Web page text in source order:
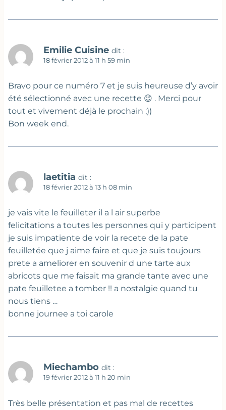
Emilie Cuisine dit :
18 février 2012 à 11 h 59 min
Bravo pour ce numéro 7 et je suis heureuse d’y avoir
été sélectionné avec une recette 😉 . Merci pour
tout et vivement déjà le prochain ;))
Bon week end.
laetitia dit :
18 février 2012 à 13 h 08 min
je vais vite le feuilleter il a l air superbe
felicitations a toutes les personnes qui y participent
je suis impatiente de voir la recete de la pate
feuilletée que j aime faire et que je suis toujours
prete a ameliorer en souvenir d une tarte aux
abricots que me faisait ma grande tante avec une
pate feuilletee a tomber !! a nostalgie quand tu
nous tiens …
bonne journee a toi carole
Miechambo dit :
19 février 2012 à 11 h 20 min
Très belle présentation et pas mal de recettes